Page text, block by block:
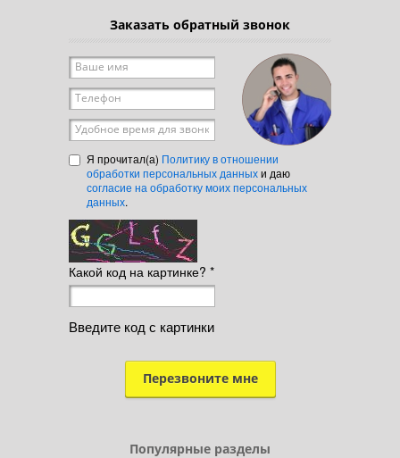
Заказать обратный звонок
Ваше имя*
Телефон*
Удобное время для звонка
Я прочитал(а) Политику в отношении
обработки персональных данныхи даю
согласие на обработку моих персональных
данных.
Какой код на картинке? *
Введите код с картинки
Популярные разделы